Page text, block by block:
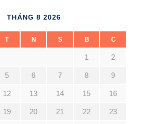
THÁNG 8 2026
T N S B C
1 2
5 6 7 8 9
12 13 14 15 16
19 20 21 22 23